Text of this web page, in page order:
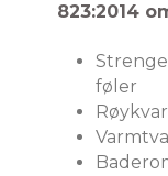
823:2014
føler